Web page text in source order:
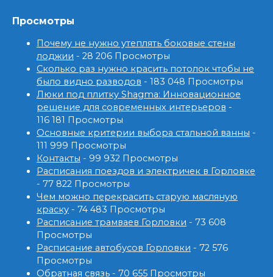
Просмотры
Почему не нужно утеплять боковые стены
лоджии - 28 206 Просмотры
Сколько раз нужно красить потолок чтобы не
было видно разводов - 183 048 Просмотры
Люки под плитку Shagma: Инновационное
решение для современных интерьеров -
116 181 Просмотры
Основные критерии выбора стальной ванны -
111 999 Просмотры
Контакты - 99 932 Просмотры
Расписания поездов и электричек в Горловке
- 77 822 Просмотры
Чем можно перекрасить старую масляную
краску - 74 483 Просмотры
Расписание трамваев Горловки - 73 608
Просмотры
Расписание автобусов Горловки - 72 576
Просмотры
Обратная связь - 70 655 Просмотры